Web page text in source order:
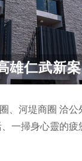
雄仁武新
、河堤商圈 洽
一掃身心靈的疲